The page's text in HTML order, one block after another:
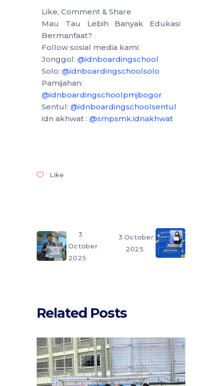
Like, Comment & Share
Mau Tau Lebih Banyak Edukasi
Bermanfaat?
Follow sosial media kami:
Jonggol: @idnboardingschool
Solo: @idnboardingschoolsolo
Pamijahan:
@idnboardingschoolpmjbogor
Sentul: @idnboardingschoolsentul
idn akhwat : @smpsmk.idnakhwat
Like
3
October
2025
3 October
2025
Related Posts